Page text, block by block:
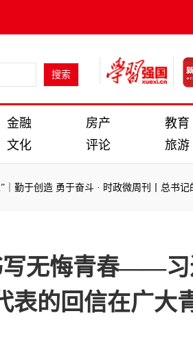
金融 房产 教育
文化 评论 旅游
于创造 勇于奋斗·时政微周刊丨总书记的一
创造 勇于奋斗
写无悔青春——
表的回信在广大